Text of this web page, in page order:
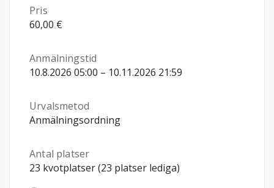
Pris
60,00 €
Anmälningstid
10.8.2026 05:00 – 10.11.2026 21:59
Urvalsmetod
Anmälningsordning
Antal platser
23 kvotplatser (23 platser lediga)